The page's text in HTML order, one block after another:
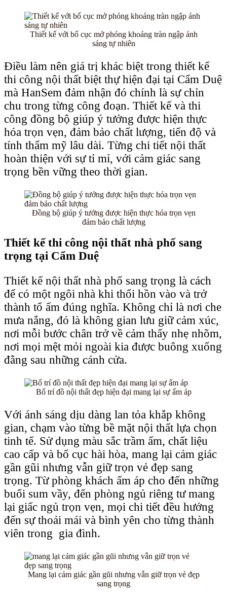
Thiết kế với bố cục mở phóng khoáng tràn ngập ánh
sáng tự nhiên
Điều làm nên giá trị khác biệt trong thiết kế
thi công nội thất biệt thự hiện đại tại Cẩm Duệ
mà HanSem đảm nhận đó chính là sự chỉn
chu trong từng công đoạn. Thiết kế và thi
công đồng bộ giúp ý tưởng được hiện thực
hóa trọn vẹn, đảm bảo chất lượng, tiến độ và
tính thẩm mỹ lâu dài. Từng chi tiết nội thất
hoàn thiện với sự tỉ mỉ, với cảm giác sang
trọng bền vững theo thời gian.
Đồng bộ giúp ý tưởng được hiện thực hóa trọn vẹn
đảm bảo chất lượng
Thiết kế thi công nội thất nhà phố sang
trọng tại Cẩm Duệ
Thiết kế nội thất nhà phố sang trọng là cách
để có một ngôi nhà khi thổi hồn vào và trở
thành tổ ấm đúng nghĩa. Không chỉ là nơi che
mưa nắng, đó là không gian lưu giữ cảm xúc,
nơi mỗi bước chân trở về cảm thấy nhẹ nhõm,
nơi mọi mệt mỏi ngoài kia được buông xuống
đằng sau những cánh cửa.
Bố trí đồ nội thất đẹp hiện đại mang lại sự ấm áp
Với ánh sáng dịu dàng lan tỏa khắp không
gian, chạm vào từng bề mặt nội thất lựa chọn
tinh tế. Sử dụng màu sắc trầm ấm, chất liệu
cao cấp và bố cục hài hòa, mang lại cảm giác
gần gũi nhưng vẫn giữ trọn vẻ đẹp sang
trọng. Từ phòng khách ấm áp cho đến những
buổi sum vầy, đến phòng ngủ riêng tư mang
lại giấc ngủ trọn vẹn, mọi chi tiết đều hướng
đến sự thoải mái và bình yên cho từng thành
viên trong gia đình.
Mang lại cảm giác gần gũi nhưng vẫn giữ trọn vẻ đẹp
sang trọng